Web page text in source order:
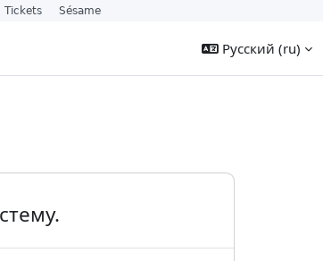
Русский ‎(ru)‎
Tickets Sésame